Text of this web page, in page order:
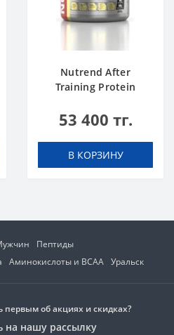
Nutrend After
Training Protein
53 400 тг.
В КОРЗИНУ
Пептиды
Аминокислоты и BCAA Уральск
первым об акциях и скидках?
на нашу рассылку